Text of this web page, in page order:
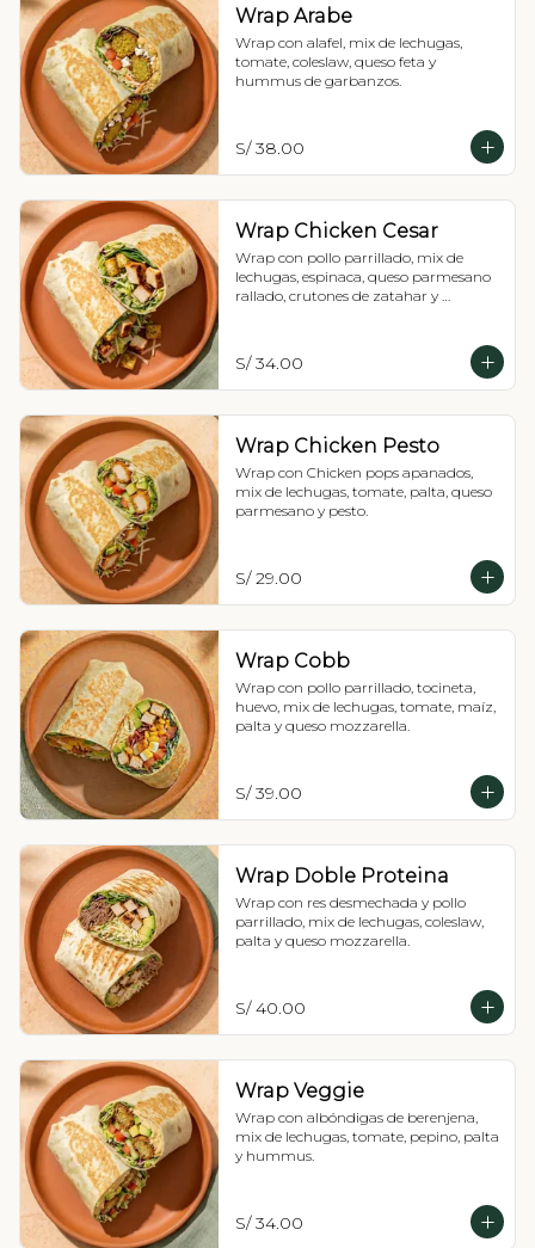
Wrap Arabe
Wrap con alafel, mix de lechugas,
tomate, coleslaw, queso feta y
hummus de garbanzos.
S/ 38.00
Wrap Chicken Cesar
Wrap con pollo parrillado, mix de
lechugas, espinaca, queso parmesano
rallado, crutones de zatahar y
S/ 34.00
Wrap Chicken Pesto
Wrap con Chicken pops apanados,
mix de lechugas, tomate, palta, queso
parmesano y pesto.
S/ 29.00
Wrap Cobb
Wrap con pollo parrillado, tocineta,
huevo, mix de lechugas, tomate, maíz,
palta y queso mozzarella.
S/ 39.00
Wrap Doble Proteina
Wrap con res desmechada y pollo
parrillado, mix de lechugas, coleslaw,
palta y queso mozzarella.
S/ 40.00
Wrap Veggie
Wrap con albóndigas de berenjena,
mix de lechugas, tomate, pepino, palta
y hummus.
S/ 34.00